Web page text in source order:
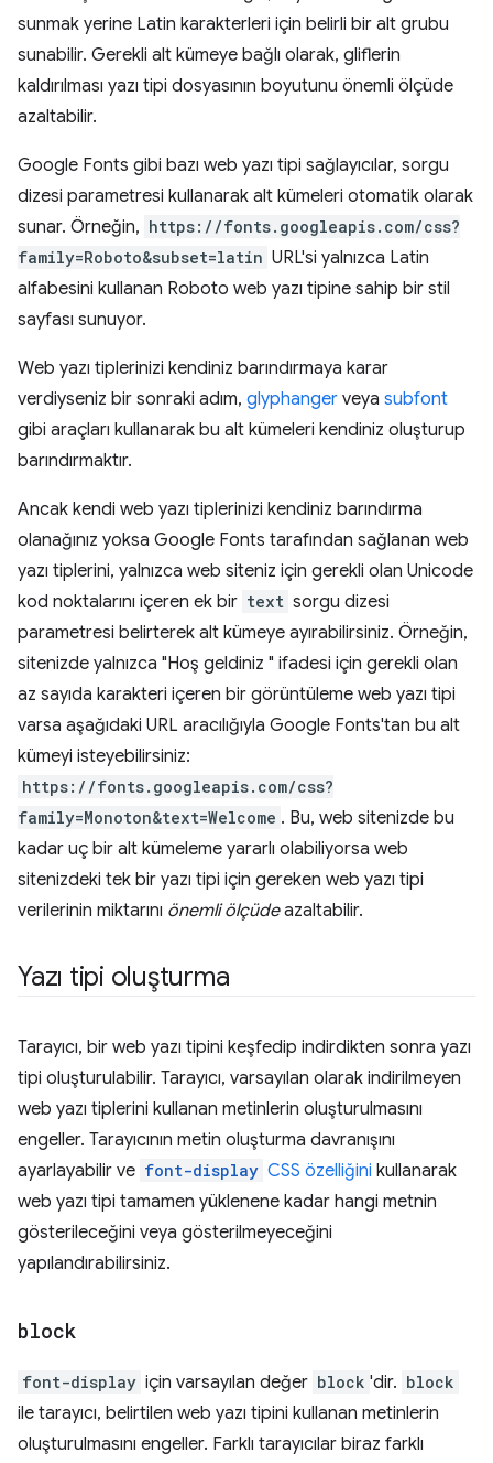
sunmak yerine Latin karakterleri için belirli bir alt grubu
sunabilir. Gerekli alt kümeye bağlı olarak, gliflerin
kaldırılması yazı tipi dosyasının boyutunu önemli ölçüde
azaltabilir.
Google Fonts gibi bazı web yazı tipi sağlayıcılar, sorgu
dizesi parametresi kullanarak alt kümeleri otomatik olarak
sunar. Örneğin, https://fonts.googleapis.com/css?
family=Roboto&subset=latin URL'si yalnızca Latin
alfabesini kullanan Roboto web yazı tipine sahip bir stil
sayfası sunuyor.
Web yazı tiplerinizi kendiniz barındırmaya karar
verdiyseniz bir sonraki adım, glyphanger veya subfont
gibi araçları kullanarak bu alt kümeleri kendiniz oluşturup
barındırmaktır.
Ancak kendi web yazı tiplerinizi kendiniz barındırma
olanağınız yoksa Google Fonts tarafından sağlanan web
yazı tiplerini, yalnızca web siteniz için gerekli olan Unicode
kod noktalarını içeren ek bir text sorgu dizesi
parametresi belirterek alt kümeye ayırabilirsiniz. Örneğin,
sitenizde yalnızca "Hoş geldiniz " ifadesi için gerekli olan
az sayıda karakteri içeren bir görüntüleme web yazı tipi
varsa aşağıdaki URL aracılığıyla Google Fonts'tan bu alt
kümeyi isteyebilirsiniz:
https://fonts.googleapis.com/css?
family=Monoton&text=Welcome . Bu, web sitenizde bu
kadar uç bir alt kümeleme yararlı olabiliyorsa web
sitenizdeki tek bir yazı tipi için gereken web yazı tipi
verilerinin miktarını önemli ölçüdeazaltabilir.
Yazı tipi oluşturma
Tarayıcı, bir web yazı tipini keşfedip indirdikten sonra yazı
tipi oluşturulabilir. Tarayıcı, varsayılan olarak indirilmeyen
web yazı tiplerini kullanan metinlerin oluşturulmasını
engeller. Tarayıcının metin oluşturma davranışını
ayarlayabilir ve font-display CSS özelliğini kullanarak
web yazı tipi tamamen yüklenene kadar hangi metnin
gösterileceğini veya gösterilmeyeceğini
yapılandırabilirsiniz.
block
font-display için varsayılan değer block 'dir. block
ile tarayıcı, belirtilen web yazı tipini kullanan metinlerin
oluşturulmasını engeller. Farklı tarayıcılar biraz farklı